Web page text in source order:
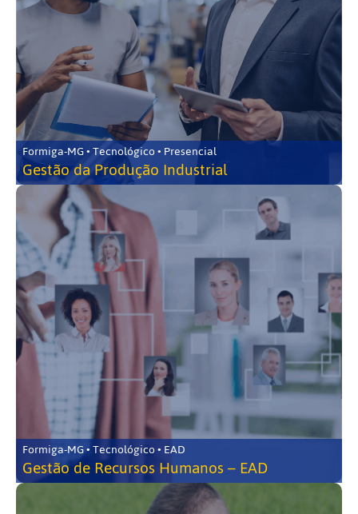
Formiga-MG • Tecnológico • Presencial
Gestão da Produção Industrial
Formiga-MG • Tecnológico • EAD
Gestão de Recursos Humanos – EAD